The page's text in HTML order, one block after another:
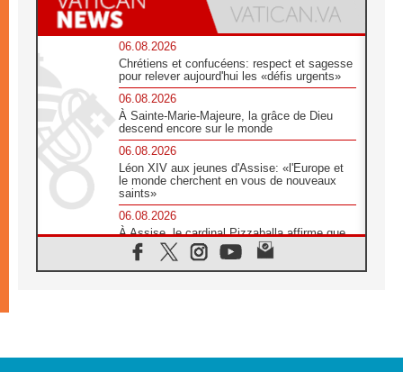
06.08.2026
Chrétiens et confucéens: respect et sagesse
pour relever aujourd'hui les «défis urgents»
06.08.2026
À Sainte-Marie-Majeure, la grâce de Dieu
descend encore sur le monde
06.08.2026
Léon XIV aux jeunes d'Assise: «l'Europe et
le monde cherchent en vous de nouveaux
saints»
06.08.2026
À Assise, le cardinal Pizzaballa affirme que
«les chrétiens veulent la paix»
06.08.2026